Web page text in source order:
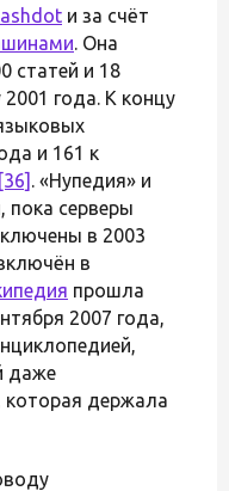
и за счёт
. Она
статей и 18
года. К концу
и 161 к
[36] . «Нупедия» и
пока серверы
в 2003
в
прошла
2007 года,
даже
которая держала